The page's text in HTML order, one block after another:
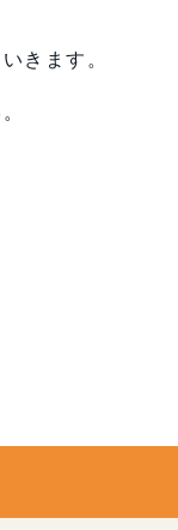
きます。